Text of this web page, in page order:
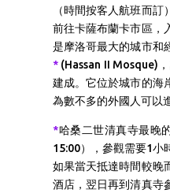
（時間按客人航班而訂
前往卡薩布蘭卡市區，
是摩洛哥最大的城市和
* (Hassan II Mosque)
建成。它位於城市的海
為數不多的外國人可以
*哈桑二世清真寺最晚
15:00），參觀需要1小
如果當天抵達時間較晚
酒店，翌日再到清真寺